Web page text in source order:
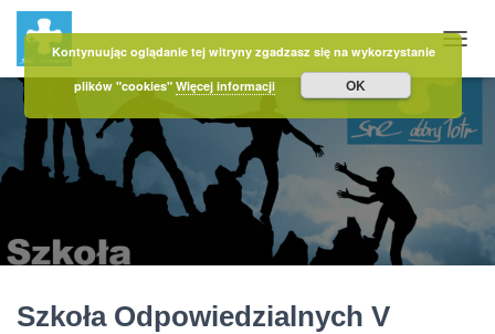
Szkoła Odpowiedzialnych V
Kontynuując oglądanie tej witryny zgadzasz się na wykorzystanie
plików "cookies"Więcej informacji OK